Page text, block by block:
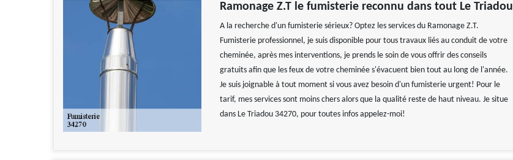
Ramonage Z.T le fumisterie reconnu dans tout Le Triadou
A la recherche d'un fumisterie sérieux? Optez les services du Ramonage Z.T.
Fumisterie professionnel, je suis disponible pour tous travaux liés au conduit de votre
cheminée, après mes interventions, je prends le soin de vous offrir des conseils
gratuits afin que les feux de votre cheminée s'évacuent bien tout au long de l'année.
Je suis joignable à tout moment si vous avez besoin d'un fumisterie urgent! Pour le
tarif, mes services sont moins chers alors que la qualité reste de haut niveau. Je situe
dans Le Triadou 34270, pour toutes infos appelez-moi!